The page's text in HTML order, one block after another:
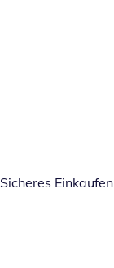
Sicheres Einkaufen